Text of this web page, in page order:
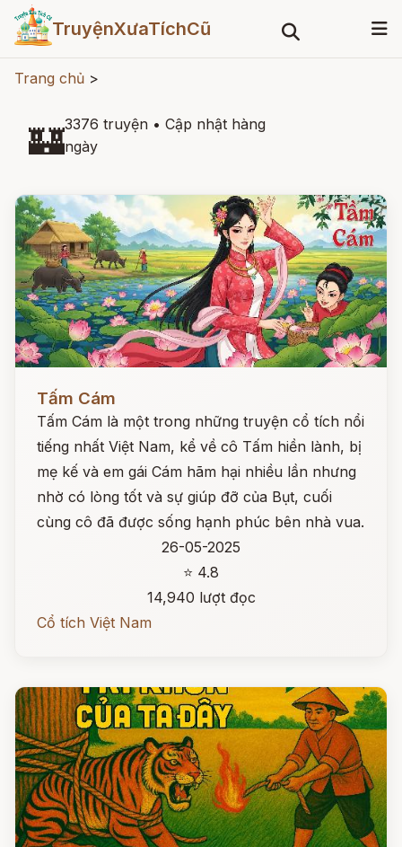
TruyệnXưaTíchCũ
Trang chủ >
🏰3376 truyện • Cập nhật hàng
ngày
Đọc ngay
Tấm Cám
Tấm Cám là một trong những truyện cổ tích nổi
tiếng nhất Việt Nam, kể về cô Tấm hiền lành, bị
mẹ kế và em gái Cám hãm hại nhiều lần nhưng
nhờ có lòng tốt và sự giúp đỡ của Bụt, cuối
cùng cô đã được sống hạnh phúc bên nhà vua.
26-05-2025
⭐ 4.8
14,940 lượt đọc
Cổ tích Việt Nam